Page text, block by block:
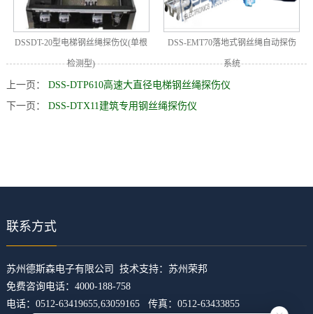
DSSDT-20型电梯钢丝绳探伤仪(单根
检测型)
DSS-EMT70落地式钢丝绳自动探伤
系统
上一页： DSS-DTP610高速大直径电梯钢丝绳探伤仪
下一页： DSS-DTX11建筑专用钢丝绳探伤仪
联系方式
​苏州德斯森电子有限公司 技术支持： 苏州荣邦
免费咨询电话：4000-188-758
电话：0512-63419655,63059165 传真：0512-63433855